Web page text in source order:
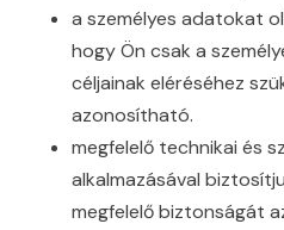
a személyes adatokat
hogy Ön csak a
céljainak eléréséhez
azonosítható.
megfelelő technikai és
alkalmazásával
megfelelő biztonságát